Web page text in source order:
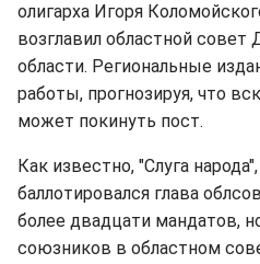
олигарха Игоря
возглавил областной
области. Региональные
работы, прогнозируя, что
может покинуть пост.
Как известно, "Слуга
баллотировался глава
более двадцати мандатов,
союзников в областном